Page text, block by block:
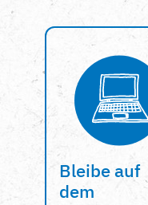
Bleibe auf
dem